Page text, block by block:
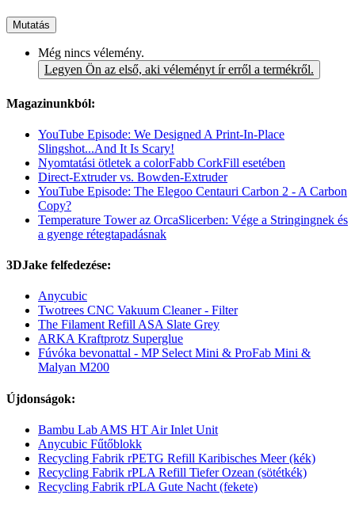
Mutatás
Még nincs vélemény.
Legyen Ön az első, aki véleményt ír erről a termékről.
Magazinunkból:
YouTube Episode: We Designed A Print-In-Place
Slingshot...And It Is Scary!
Nyomtatási ötletek a colorFabb CorkFill esetében
Direct-Extruder vs. Bowden-Extruder
YouTube Episode: The Elegoo Centauri Carbon 2 - A Carbon
Copy?
Temperature Tower az OrcaSlicerben: Vége a Stringingnek és
a gyenge rétegtapadásnak
3DJake felfedezése:
Anycubic
Twotrees CNC Vakuum Cleaner - Filter
The Filament Refill ASA Slate Grey
ARKA Kraftprotz Superglue
Fúvóka bevonattal - MP Select Mini & ProFab Mini &
Malyan M200
Újdonságok:
Bambu Lab AMS HT Air Inlet Unit
Anycubic Fűtőblokk
Recycling Fabrik rPETG Refill Karibisches Meer (kék)
Recycling Fabrik rPLA Refill Tiefer Ozean (sötétkék)
Recycling Fabrik rPLA Gute Nacht (fekete)